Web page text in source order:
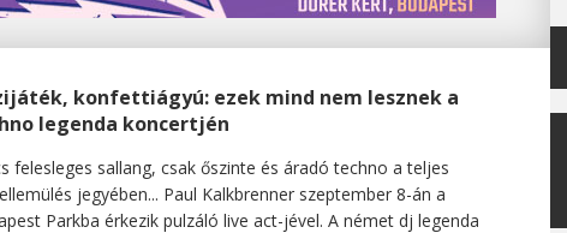
konfettiágyú: ezek mind nem lesznek a
legenda koncertjén
felesleges sallang, csak őszinte és áradó techno a teljes
jegyében... Paul Kalkbrenner szeptember 8-án a
Parkba érkezik pulzáló live act-jével. A német dj legenda